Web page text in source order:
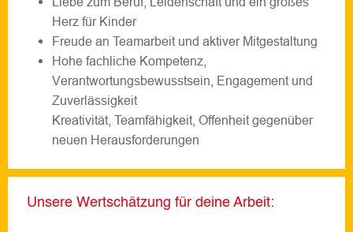
Herz für Kinder
Freude an Teamarbeit und aktiver Mitgestaltung
Hohe fachliche Kompetenz,
Verantwortungsbewusstsein, Engagement und
Zuverlässigkeit
Kreativität, Teamfähigkeit, Offenheit gegenüber
neuen Herausforderungen
Unsere Wertschätzung für deine Arbeit: